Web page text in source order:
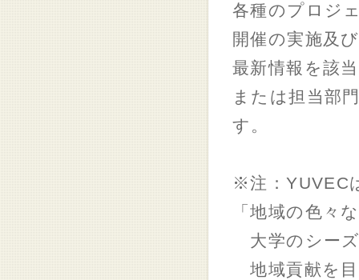
各種のプロジ
開催の実施及
最新情報を該
または担当部
す。
※注：YUVEC
「地域の色々
大学のシー
地域貢献を